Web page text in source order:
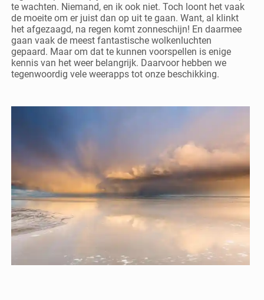
te wachten. Niemand, en ik ook niet. Toch loont het vaak
de moeite om er juist dan op uit te gaan. Want, al klinkt
het afgezaagd, na regen komt zonneschijn! En daarmee
gaan vaak de meest fantastische wolkenluchten
gepaard. Maar om dat te kunnen voorspellen is enige
kennis van het weer belangrijk. Daarvoor hebben we
tegenwoordig vele weerapps tot onze beschikking.